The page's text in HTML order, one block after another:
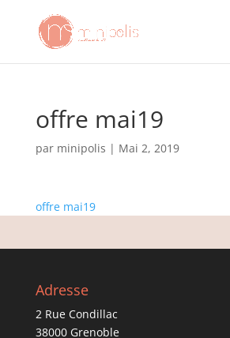
offre mai19
par minipolis | Mai 2, 2019
offre mai19
Adresse
2 Rue Condillac
38000 Grenoble